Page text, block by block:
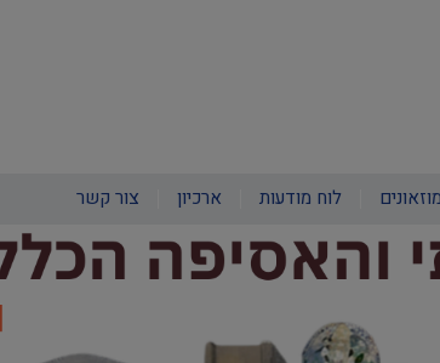
לוח מודעות ארכיון צור קשר